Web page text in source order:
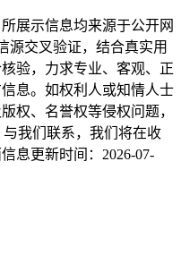
展示信息均来源于公开网
源交叉验证，结合真实用
验，力求专业、客观、正
息。如权利人或知情人士
权、名誉权等侵权问题，
与我们联系，我们将在收
息更新时间：2026-07-